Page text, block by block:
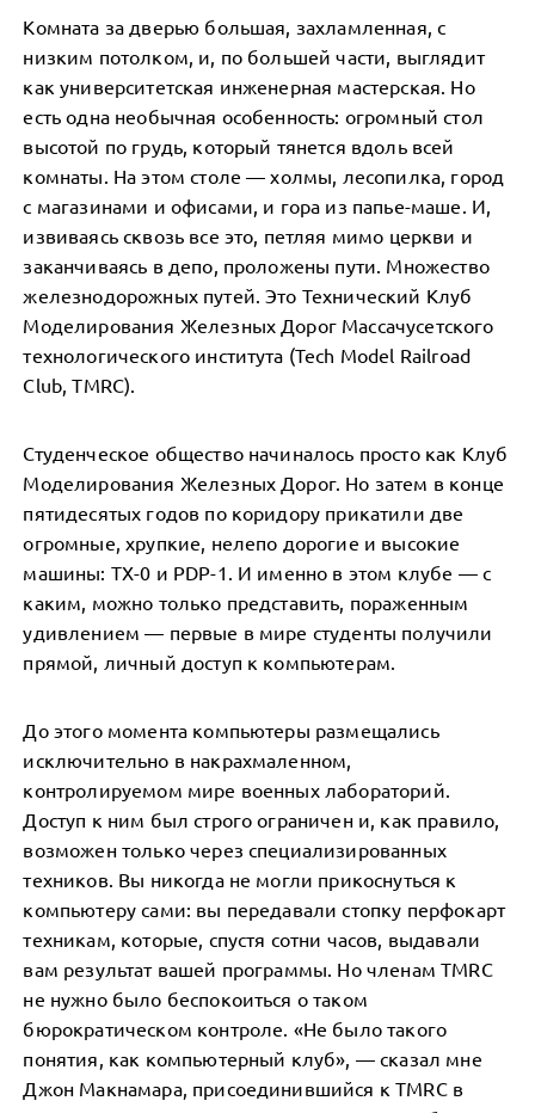
Комната за дверью большая, захламленная, с
низким потолком, и, по большей части, выглядит
как университетская инженерная мастерская. Но
есть одна необычная особенность: огромный стол
высотой по грудь, который тянется вдоль всей
комнаты. На этом столе — холмы, лесопилка, город
с магазинами и офисами, и гора из папье-маше. И,
извиваясь сквозь все это, петляя мимо церкви и
заканчиваясь в депо, проложены пути. Множество
железнодорожных путей. Это Технический Клуб
Моделирования Железных Дорог Массачусетского
технологического института (Tech Model Railroad
Club, TMRC).
Студенческое общество начиналось просто как Клуб
Моделирования Железных Дорог. Но затем в конце
пятидесятых годов по коридору прикатили две
огромные, хрупкие, нелепо дорогие и высокие
машины: TX-0 и PDP-1. И именно в этом клубе — с
каким, можно только представить, пораженным
удивлением — первые в мире студенты получили
прямой, личный доступ к компьютерам.
До этого момента компьютеры размещались
исключительно в накрахмаленном,
контролируемом мире военных лабораторий.
Доступ к ним был строго ограничен и, как правило,
возможен только через специализированных
техников. Вы никогда не могли прикоснуться к
компьютеру сами: вы передавали стопку перфокарт
техникам, которые, спустя сотни часов, выдавали
вам результат вашей программы. Но членам TMRC
не нужно было беспокоиться о таком
бюрократическом контроле. «Не было такого
понятия, как компьютерный клуб», — сказал мне
Джон Макнамара, присоединившийся к TMRC в